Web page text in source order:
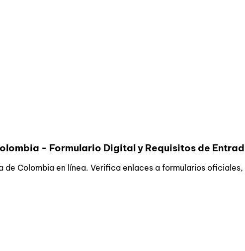
- Formulario Digital y Requisitos de
Colombia en línea. Verifica enlaces a formularios